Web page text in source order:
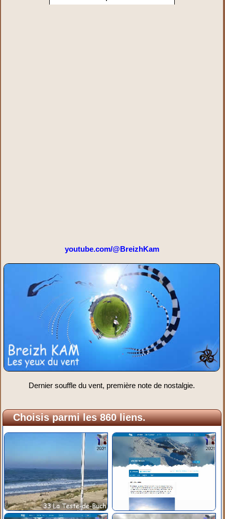
youtube.com/@BreizhKam
Dernier souffle du vent, première note de nostalgie.
Choisis parmi les 860 liens.